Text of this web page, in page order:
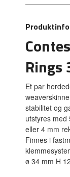
Produktinfo
Rings
Et par
stabilitet og
utstyres med
eller 4 mm
Finnes i
ø 34 mm H